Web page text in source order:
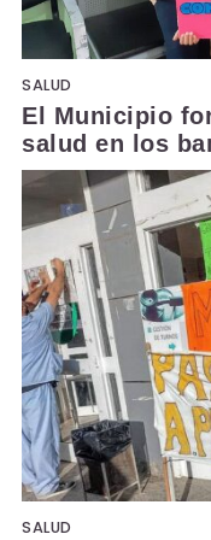
SALUD
El Municipio
salud en los
SALUD